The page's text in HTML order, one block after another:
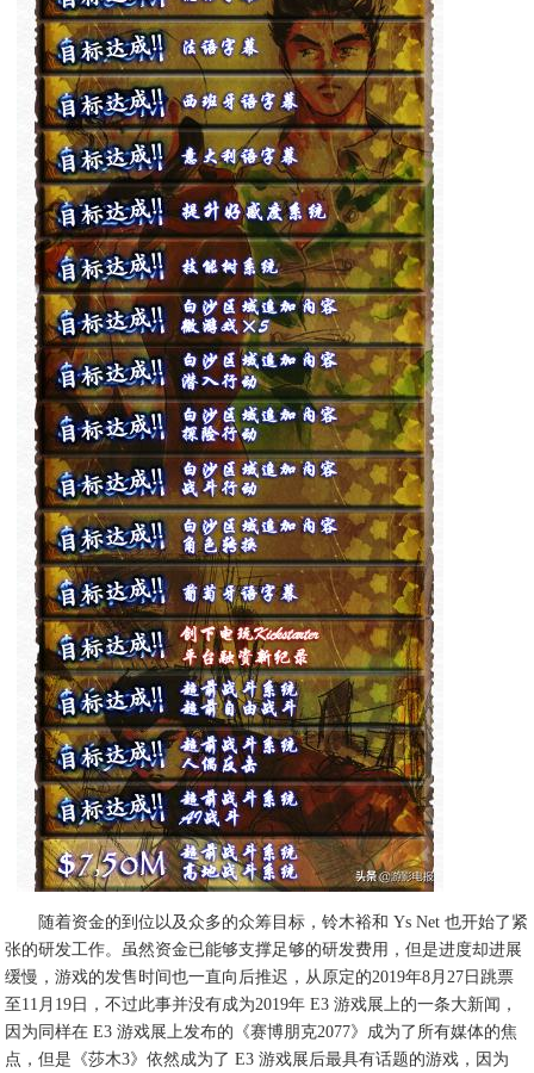
随着资金的到位以及众多的众筹目标，铃木裕和 Ys Net 也开始了紧
张的研发工作。虽然资金已能够支撑足够的研发费用，但是进度却进展
缓慢，游戏的发售时间也一直向后推迟，从原定的2019年8月27日跳票
至11月19日，不过此事并没有成为2019年 E3 游戏展上的一条大新闻，
因为同样在 E3 游戏展上发布的《赛博朋克2077》成为了所有媒体的焦
点，但是《莎木3》依然成为了 E3 游戏展后最具有话题的游戏，因为